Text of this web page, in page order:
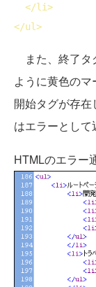
</li>
</ul>
また、終了タ
ように黄色の
開始タグが存
はエラーとして
HTMLのエラー